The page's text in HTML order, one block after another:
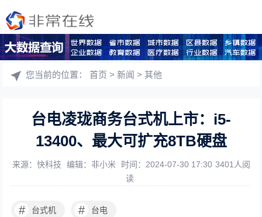
您当前的位置：首页 >新闻 >其他
台电凌珑商务台式机上市：i5-
13400、最大可扩充8TB硬盘
来源：快科技 编辑：非小米 时间：2024-07-30 17:30 3401人阅
读
# 台式机 # 台电